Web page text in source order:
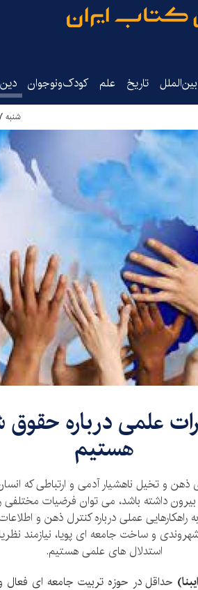
بین‌الملل تاریخ‌ علم کودک‌ونوجوان
شنبه ۱۷ اردیبهشت ۱۴۰۱ - ۰۸:۴۴
علمی درباره
هستیم
و تخیل ناهشیار آدمی و ارتباطی که
بیرون داشته باشد، می توان فرضیات مختلفی
راهکارهایی عملی درباره کنترل ذهن و
و ساخت جامعه ای پویا، نیازمند
استدلال های علمی هستیم.
حداقل در حوزه تربیت جامعه ای